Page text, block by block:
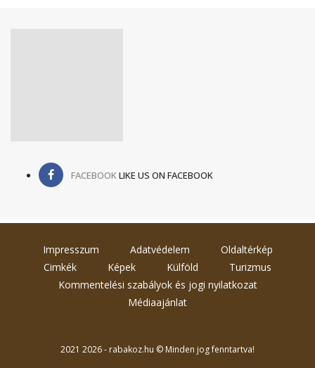
FACEBOOKLIKE US ON FACEBOOK
Impresszum Adatvédelem
Oldaltérkép
Cimkék
Képek Külföld
Turizmus
Kommentelési szabályok és jogi nyilatkozat
Médiaajánlat
2021 2026 - rabakoz.hu © Minden jog fenntartva!